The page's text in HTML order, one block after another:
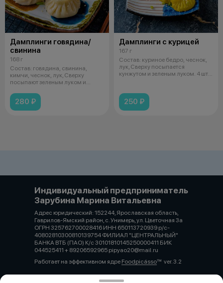
Дамплинги говядина/
свинина
168 г
Состав: говядина, свинина,
кимчи, чеснок, лук, Сверху
посыпают зеленым луком и
280 ₽
Дамплинги с курицей
167 г
Состав: куриное бедро, чеснок,
лук, Сверху посыпается
кунжутом и зеленым луком. 4 шт.
250 ₽
Индивидуальный предприниматель
Зарубина Марина Витальевна
Адрес юридический: 152244, Ярославская область,
Гаврилов-Ямский район, с. Унимерь, ул. Цветочная 3а
ОГРН 325762700028416 ИНН 650113720939 р/с-
40802810300810139754 ФИЛИАЛ "ЦЕНТРАЛЬНЫЙ"
БАНКА ВТБ (ПАО) К/с 30101810145250000411 БИК
044525411 + 89206592965 pipyao20@mail.ru
Работает на эффективном ядре Foodpicássover. 3.2